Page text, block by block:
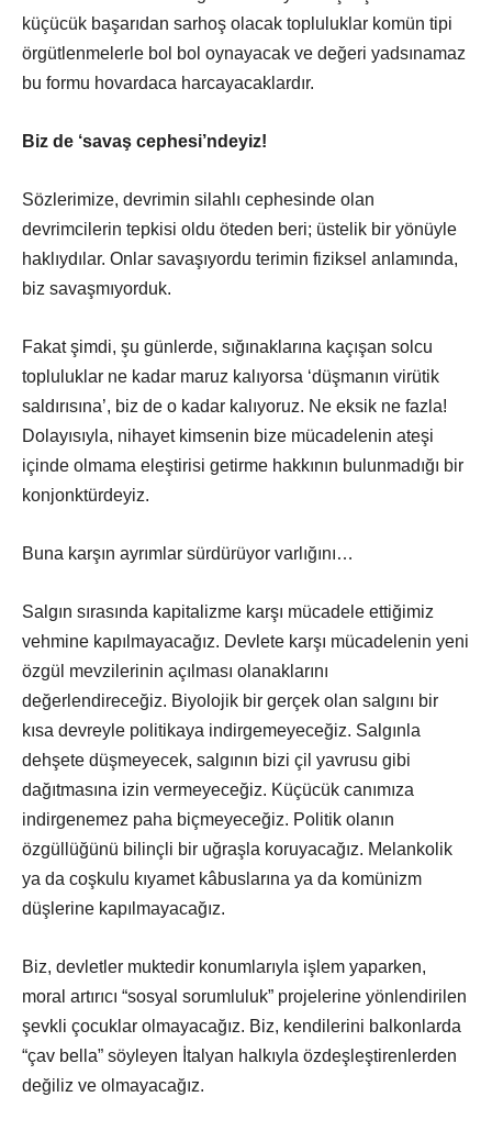
küçücük başarıdan sarhoş olacak topluluklar komün tipi
örgütlenmelerle bol bol oynayacak ve değeri yadsınamaz
bu formu hovardaca harcayacaklardır.
Biz de ‘savaş cephesi’ndeyiz!
Sözlerimize, devrimin silahlı cephesinde olan
devrimcilerin tepkisi oldu öteden beri; üstelik bir yönüyle
haklıydılar. Onlar savaşıyordu terimin fiziksel anlamında,
biz savaşmıyorduk.
Fakat şimdi, şu günlerde, sığınaklarına kaçışan solcu
topluluklar ne kadar maruz kalıyorsa ‘düşmanın virütik
saldırısına’, biz de o kadar kalıyoruz. Ne eksik ne fazla!
Dolayısıyla, nihayet kimsenin bize mücadelenin ateşi
içinde olmama eleştirisi getirme hakkının bulunmadığı bir
konjonktürdeyiz.
Buna karşın ayrımlar sürdürüyor varlığını…
Salgın sırasında kapitalizme karşı mücadele ettiğimiz
vehmine kapılmayacağız. Devlete karşı mücadelenin yeni
özgül mevzilerinin açılması olanaklarını
değerlendireceğiz. Biyolojik bir gerçek olan salgını bir
kısa devreyle politikaya indirgemeyeceğiz. Salgınla
dehşete düşmeyecek, salgının bizi çil yavrusu gibi
dağıtmasına izin vermeyeceğiz. Küçücük canımıza
indirgenemez paha biçmeyeceğiz. Politik olanın
özgüllüğünü bilinçli bir uğraşla koruyacağız. Melankolik
ya da coşkulu kıyamet kâbuslarına ya da komünizm
düşlerine kapılmayacağız.
Biz, devletler muktedir konumlarıyla işlem yaparken,
moral artırıcı “sosyal sorumluluk” projelerine yönlendirilen
şevkli çocuklar olmayacağız. Biz, kendilerini balkonlarda
“çav bella” söyleyen İtalyan halkıyla özdeşleştirenlerden
değiliz ve olmayacağız.